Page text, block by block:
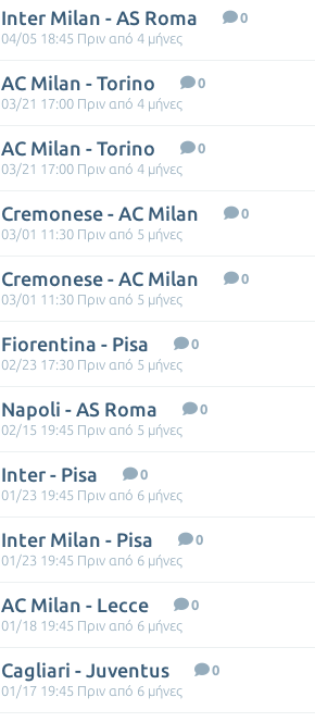
Inter Milan - AS Roma
0
04/05 18:45 Πριν από 4 μήνες
AC Milan - Torino
0
03/21 17:00 Πριν από 4 μήνες
AC Milan - Torino
0
03/21 17:00 Πριν από 4 μήνες
Cremonese - AC Milan
0
03/01 11:30 Πριν από 5 μήνες
Cremonese - AC Milan
0
03/01 11:30 Πριν από 5 μήνες
Fiorentina - Pisa
0
02/23 17:30 Πριν από 5 μήνες
Napoli - AS Roma
0
02/15 19:45 Πριν από 5 μήνες
Inter - Pisa
0
01/23 19:45 Πριν από 6 μήνες
Inter Milan - Pisa
0
01/23 19:45 Πριν από 6 μήνες
AC Milan - Lecce
0
01/18 19:45 Πριν από 6 μήνες
Cagliari - Juventus
0
01/17 19:45 Πριν από 6 μήνες